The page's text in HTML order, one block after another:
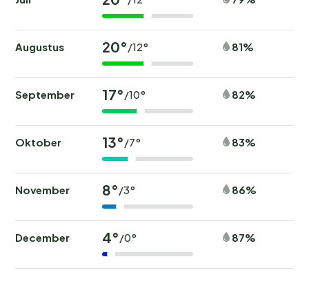
Augustus 20°/12° 81%
September 17°/10° 82%
Oktober 13°/7° 83%
November 8°/3° 86%
December 4°/0° 87%